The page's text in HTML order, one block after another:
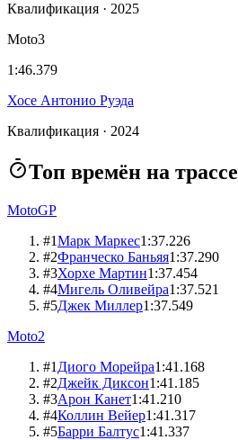
Квалификация · 2025
Moto3
1:46.379
Хосе Антонио Руэда
Квалификация · 2024
Топ времён на трассе
MotoGP
#1Марк Маркес1:37.226
#2Франческо Баньяя1:37.290
#3Хорхе Мартин1:37.454
#4Мигель Оливейра1:37.521
#5Джек Миллер1:37.549
Moto2
#1 Диого Морейра1:41.168
#2Джейк Диксон1:41.185
#3Арон Канет1:41.210
#4Коллин Вейер1:41.317
#5Барри Балтус1:41.337